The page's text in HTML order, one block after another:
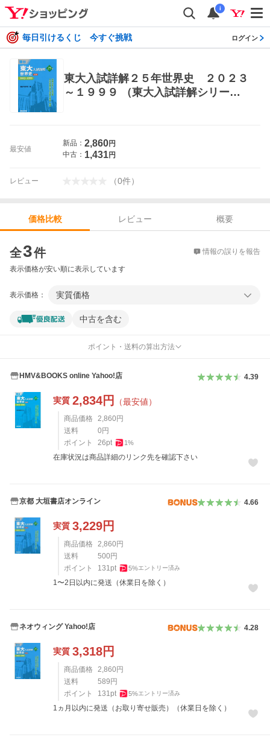
i
毎日引けるくじ 今すぐ挑戦 ログイン
東大入試詳解２５年世界史 ２０２３
～１９９９ （東大入試詳解シリー
最安値
新品： 2,860円
中古： 1,431円
レビュー （0件）
価格比較 レビュー
概要
全3件 情報の誤りを報告
表示価格が安い順に表示しています
表示価格： 実質価格
中古を含む
ポイント・送料の算出方法
HMV&BOOKS online Yahoo!店 4.39
実質 2,834円 （最安値）
商品価格 2,860 円
送料
0 円
ポイント
26pt 1%
在庫状況は商品詳細のリンク先を確認下さい
京都 大垣書店オンライン 4.66
実質 3,229円
商品価格 2,860 円
送料
500 円
ポイント
131pt 5%エントリー済み
1〜2日以内に発送（休業日を除く）
ネオウィング Yahoo!店 4.28
実質 3,318円
商品価格 2,860 円
送料
589 円
ポイント
131pt 5%エントリー済み
1ヵ月以内に発送（お取り寄せ販売）（休業日を除く）